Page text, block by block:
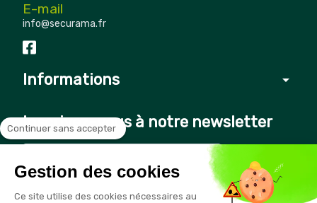
E-mail
info@securama.fr
Informations arrow_drop_down
Inscrivez-vous à notre newsletter
Vous pouvez vous désinscrire à tout moment en cliquant sur le
lien présent dans nos emails
Continuer sans accepter
Gestion des cookies
Ce site utilise des cookies nécessaires au